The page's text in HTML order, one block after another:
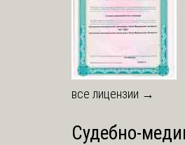
все лицензии →
Судебно-